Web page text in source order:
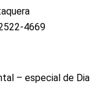
4669
– especial de Dia